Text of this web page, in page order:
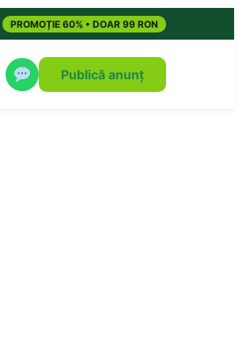
PROMOȚIE 60% • DOAR 99 RON
Publică anunț